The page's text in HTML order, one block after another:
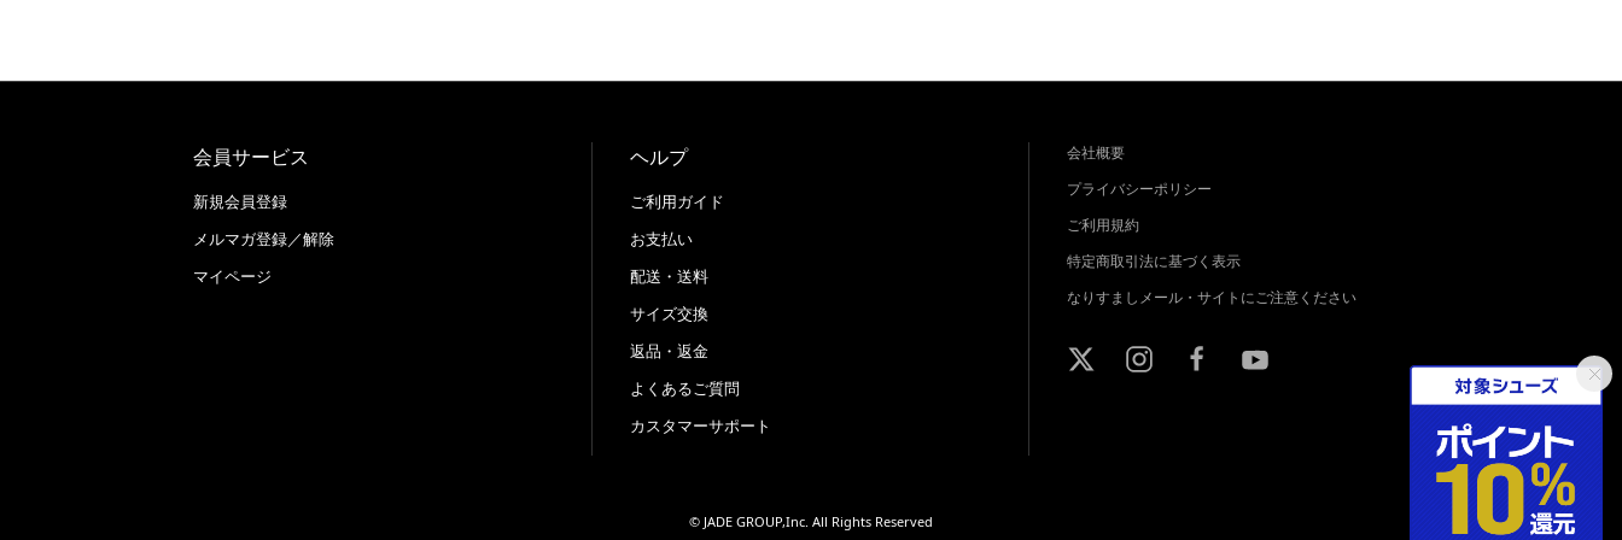
会員サービス
新規会員登録
メルマガ登録／解除
マイページ
ヘルプ
ご利用ガイド
お支払い
配送・送料
サイズ交換
返品・返金
よくあるご質問
カスタマーサポート
会社概要
プライバシーポリシー
ご利用規約
特定商取引法に基づく表示
なりすましメール・サイトにご注意ください
© JADE GROUP,Inc. All Rights Reserved